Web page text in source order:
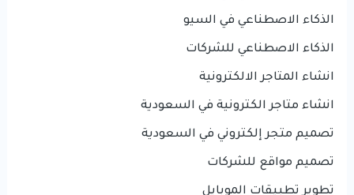
الذكاء الاصطناعي في السيو
الذكاء الاصطناعي للشركات
انشاء المتاجر الالكترونية
انشاء متاجر الكترونية في السعودية
تصميم متجر إلكتروني في السعودية
تصميم مواقع للشركات
تطوير تطبيقات الموبايل